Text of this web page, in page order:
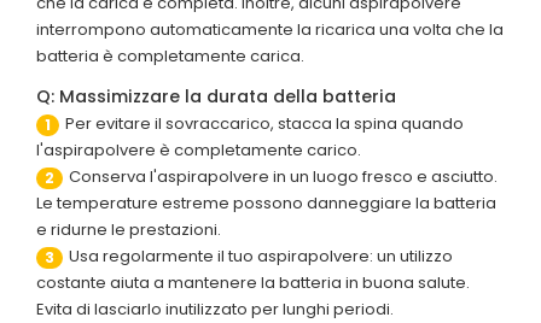
interrompono automaticamente la ricarica una volta che la
batteria è completamente carica.
Q: Massimizzare la durata della batteria
1
Per evitare il sovraccarico, stacca la spina quando
l'aspirapolvere è completamente carico.
2
Conserva l'aspirapolvere in un luogo fresco e asciutto.
Le temperature estreme possono danneggiare la batteria
e ridurne le prestazioni.
3
Usa regolarmente il tuo aspirapolvere: un utilizzo
costante aiuta a mantenere la batteria in buona salute.
Evita di lasciarlo inutilizzato per lunghi periodi.